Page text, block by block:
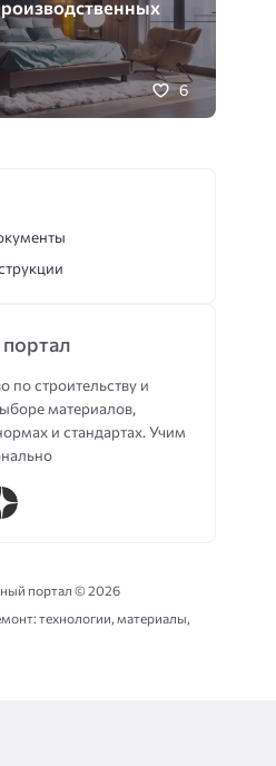
6
по строительству и
материалов,
и стандартах. Учим
портал ©2026
технологии, материалы,